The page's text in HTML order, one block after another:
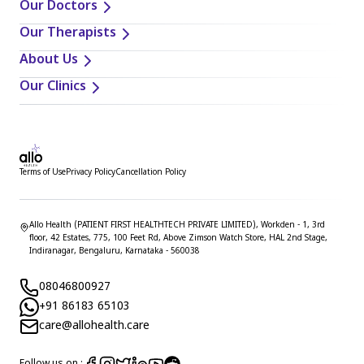
सकता है। इन नामों का उल्लेख उनकी प्रभावकारिता या सुरक्षा का समर्थन,
अनुशंसा या गारंटी नहीं देता है। दवा का चयन एक स्वास्थ्य देखभाल पेशेवर
से चर्चा और व्यक्तिगत मार्गदर्शन पर आधारित होना चाहिए, जिसे आपकी
चिकित्सा स्थिति की व्यापक समझ हो।
Our Doctors
Our Therapists
About Us
Our Clinics
Terms of UsePrivacy PolicyCancellation Policy
Allo Health (PATIENT FIRST HEALTHTECH PRIVATE LIMITED), Workden - 1, 3rd
floor, 42 Estates, 775, 100 Feet Rd, Above Zimson Watch Store, HAL 2nd Stage,
Indiranagar, Bengaluru, Karnataka - 560038
08046800927
+91 86183 65103
care@allohealth.care